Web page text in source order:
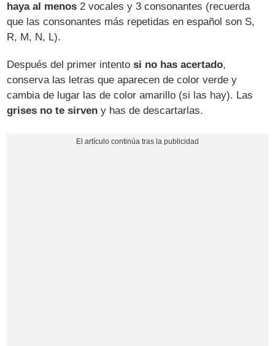
haya al menos 2 vocales y 3 consonantes (recuerda
que las consonantes más repetidas en español son S,
R, M, N, L).
Después del primer intentosi no has acertado,
conserva las letras que aparecen de color verde y
cambia de lugar las de color amarillo (si las hay). Las
grises no te sirven y has de descartarlas.